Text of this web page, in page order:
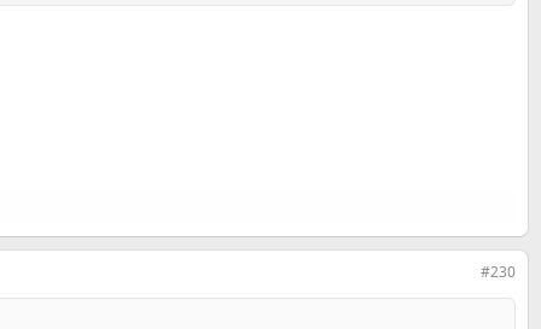
#230